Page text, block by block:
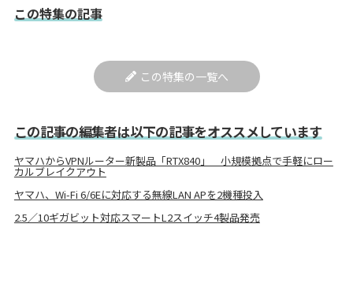
この特集の記事
この特集の一覧へ
この記事の編集者は以下の記事をオススメしています
ヤマハからVPNルーター新製品「RTX840」 小規模拠点で手軽にロー
カルブレイクアウト
ヤマハ、Wi-Fi 6/6Eに対応する無線LAN APを2機種投入
2.5／10ギガビット対応スマートL2スイッチ4製品発売